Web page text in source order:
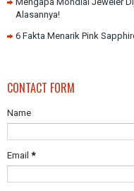
Alasannya!
6 Fakta Menarik Pink
CONTACT FORM
Name
Email *